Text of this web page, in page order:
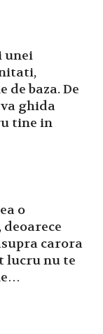
unei
baza. De
ghida
tine in
o
carora
lucru nu te